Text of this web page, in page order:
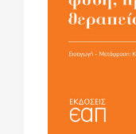
ΕΚΠΑΙΔΕΥΤΙΚΑ ΙΔΡΥΜΑΤΑ